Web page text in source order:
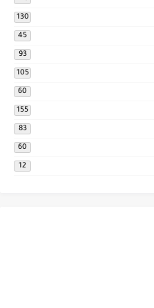
130
45
93
105
60
155
83
60
12